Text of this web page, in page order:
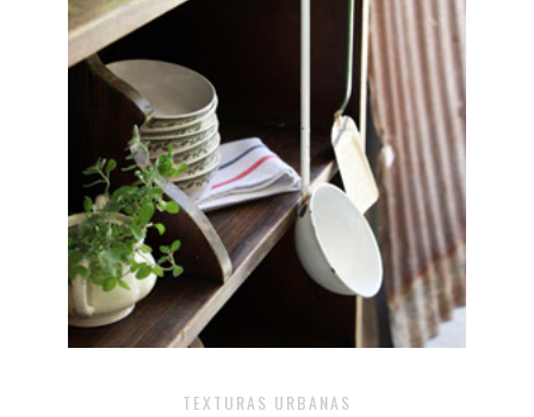
TEXTURAS URBANAS